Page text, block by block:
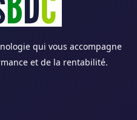
qui vous accompagne
et de la rentabilité.